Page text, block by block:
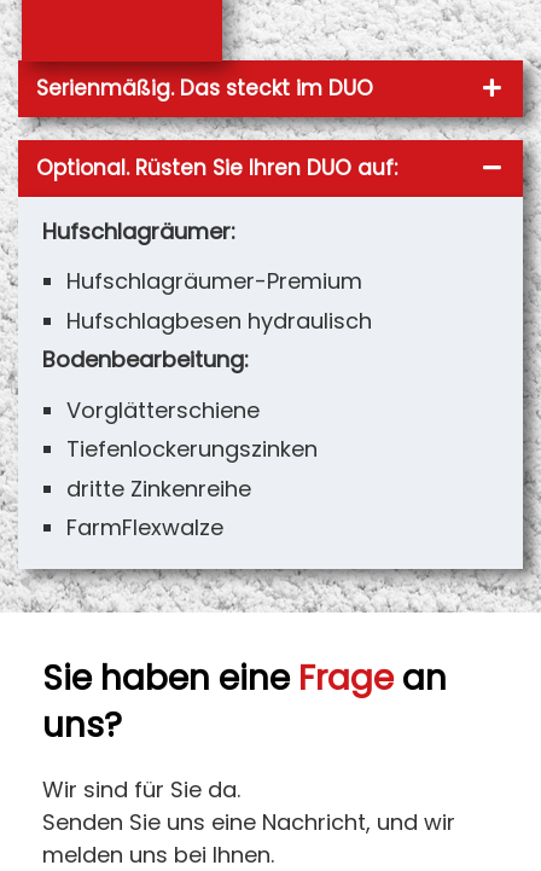
Serienmäßig. Das steckt im DUO
Optional. Rüsten Sie Ihren DUO auf:
Hufschlagräumer:
Hufschlagräumer-Premium
Hufschlagbesen hydraulisch
Bodenbearbeitung:
Vorglätterschiene
Tiefenlockerungszinken
dritte Zinkenreihe
FarmFlexwalze
Sie haben eine Fragean
uns?
Wir sind für Sie da.
Senden Sie uns eine Nachricht, und wir
melden uns bei Ihnen.